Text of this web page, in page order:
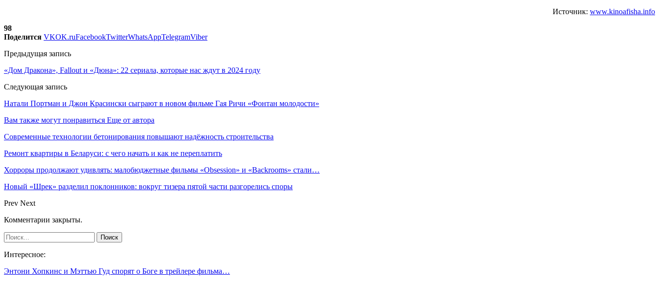
Источник: www.kinoafisha.info
98
Поделится VKOK.ruFacebookTwitterWhatsAppTelegramViber
Предыдущая запись
«Дом Дракона», Fallout и «Дюна»: 22 сериала, которые нас ждут в 2024 году
Следующая запись
Натали Портман и Джон Красински сыграют в новом фильме Гая Ричи «Фонтан молодости»
Вам также могут понравиться Еще от автора
Современные технологии бетонирования повышают надёжность строительства
Ремонт квартиры в Беларуси: с чего начать и как не переплатить
Хорроры продолжают удивлять: малобюджетные фильмы «Obsession» и «Backrooms» стали…
Новый «Шрек» разделил поклонников: вокруг тизера пятой части разгорелись споры
Prev Next
Комментарии закрыты.
Интересное:
Энтони Хопкинс и Мэттью Гуд спорят о Боге в трейлере фильма…